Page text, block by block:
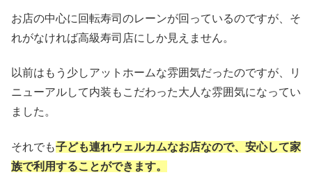
お店の中心に回転寿司のレーンが回っているのですが、そ
れがなければ高級寿司店にしか見えません。
以前はもう少しアットホームな雰囲気だったのですが、リ
ニューアルして内装もこだわった大人な雰囲気になってい
ました。
それでも子ども連れウェルカムなお店なので、安心して家
族で利用することができます。